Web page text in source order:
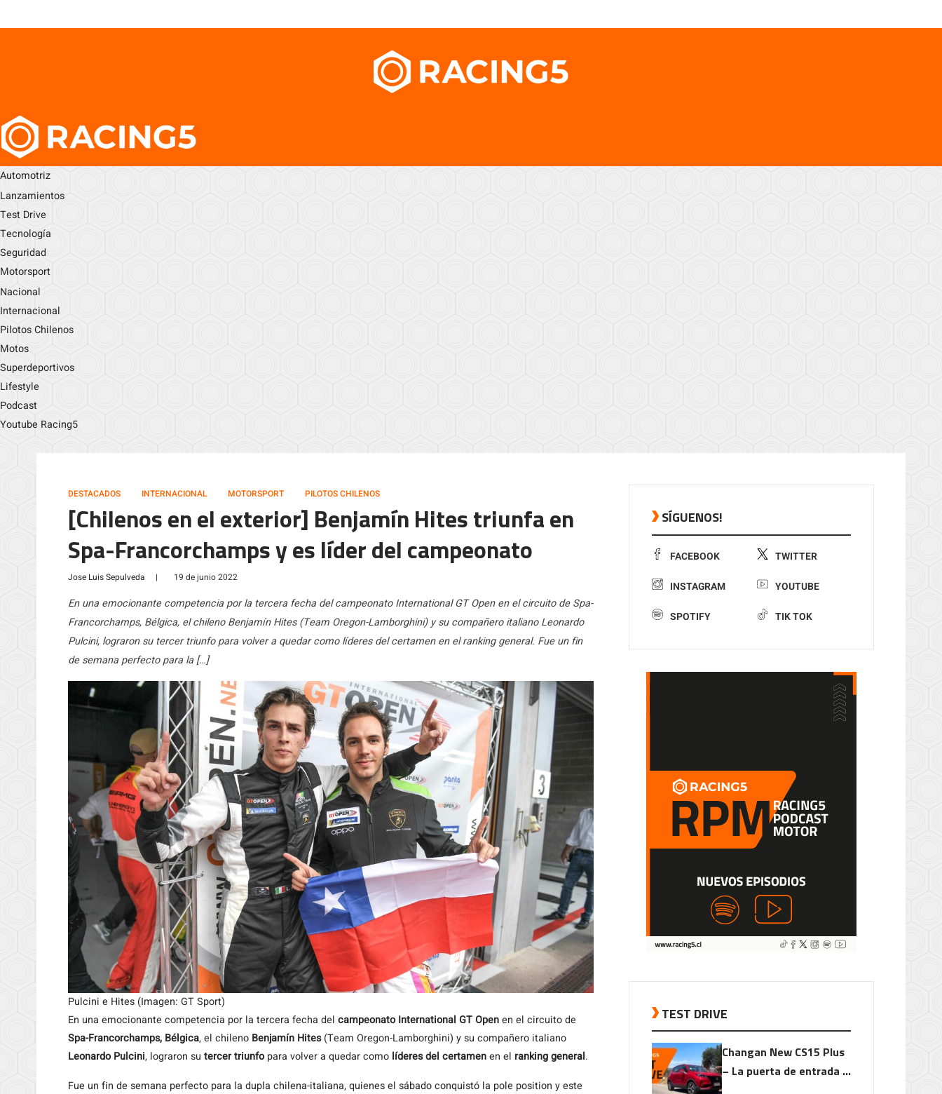
Automotriz
Lanzamientos
Test Drive
Tecnología
Seguridad
Motorsport
Nacional
Internacional
Pilotos Chilenos
Motos
Superdeportivos
Lifestyle
Podcast
Youtube Racing5
DESTACADOS INTERNACIONAL MOTORSPORT PILOTOS CHILENOS
[Chilenos en el exterior] Benjamín Hites triunfa en
Spa-Francorchamps y es líder del campeonato
Jose Luis Sepulveda | 19 de junio 2022
En una emocionante competencia por la tercera fecha del campeonato International GT Open en el circuito de Spa-
Francorchamps, Bélgica, el chileno Benjamín Hites (Team Oregon-Lamborghini) y su compañero italiano Leonardo
Pulcini, lograron su tercer triunfo para volver a quedar como líderes del certamen en el ranking general. Fue un fin
de semana perfecto para la […]
Pulcini e Hites (Imagen: GT Sport)
En una emocionante competencia por la tercera fecha del campeonato International GT Openen el circuito de
Spa-Francorchamps, Bélgica, el chileno Benjamín Hites(Team Oregon-Lamborghini) y su compañero italiano
Leonardo Pulcini, lograron su tercer triunfopara volver a quedar como líderes del certamenen el rankinggeneral.
Fue un fin de semana perfecto para la dupla chilena-italiana, quienes el sábado conquistó la pole position y este
SÍGUENOS!
FACEBOOK TWITTER
INSTAGRAM YOUTUBE
SPOTIFY TIK TOK
TEST DRIVE
Changan New CS15 Plus
– La puerta de entrada a